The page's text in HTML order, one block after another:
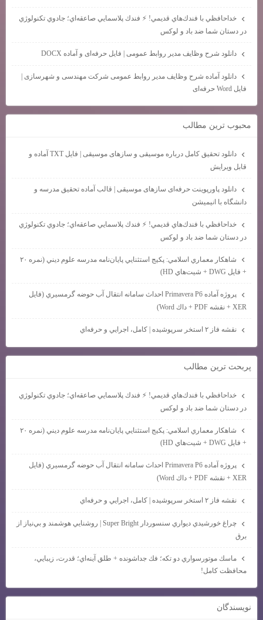
خداحافظي با فندك‌هاي قديمي! ⚡ فندك پلاسمايي صاعقه‌اي؛ جادوي تكنولوژي
در دستان شما ضد باد و لوكس
دانلود شرح وظایف مدیر روابط عمومی | فایل حرفه‌ای و آماده DOCX
دانلود آماده شرح وظایف مدیر روابط عمومی شرکت مهندسی و شهرسازی |
فایل Word حرفه‌ای
محبوب ترين مطالب
دانلود تحقیق کامل درباره موسیقی و سازهای موسیقی | فایل TXT آماده و
قابل ویرایش
دانلود پاورپوینت حرفه‌ای سازهای موسیقی | قالب آماده تحقیق مدرسه و
دانشگاه با انیمیشن
خداحافظي با فندك‌هاي قديمي! ⚡ فندك پلاسمايي صاعقه‌اي؛ جادوي تكنولوژي
در دستان شما ضد باد و لوكس
شاهكار معماري اسلامي: پكيج استثنايي پايان‌نامه مدرسه علوم ديني (نمره ۲۰
+ فايل DWG + شيت‌هاي HD)
پروژه آماده Primavera P6 احداث سامانه انتقال آب حوضه گرمسيري (فايل
XER + نقشه PDF + داك Word)
نقشه فاز ۲ استخر سرپوشيده | كامل، اجرايي و حرفه‌اي
پربحث ترين مطالب
خداحافظي با فندك‌هاي قديمي! ⚡ فندك پلاسمايي صاعقه‌اي؛ جادوي تكنولوژي
در دستان شما ضد باد و لوكس
شاهكار معماري اسلامي: پكيج استثنايي پايان‌نامه مدرسه علوم ديني (نمره ۲۰
+ فايل DWG + شيت‌هاي HD)
پروژه آماده Primavera P6 احداث سامانه انتقال آب حوضه گرمسيري (فايل
XER + نقشه PDF + داك Word)
نقشه فاز ۲ استخر سرپوشيده | كامل، اجرايي و حرفه‌اي
چراغ خورشيدي ديواري سنسوردار Super Bright | روشنايي هوشمند و بي‌نياز از
برق
ماسك موتورسواري دو تكه؛ فك جداشونده + طلق آينه‌اي؛ قدرت، زيبايي،
محافظت كامل!
نويسندگان